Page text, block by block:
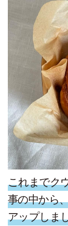
これまでク
事の中から
アップしま